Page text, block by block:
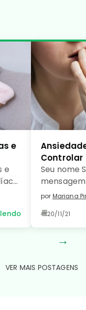
e
e
Controlar
Seu nome
como […]
por Mariana
20/11/21
→
VER MAIS POSTAGENS